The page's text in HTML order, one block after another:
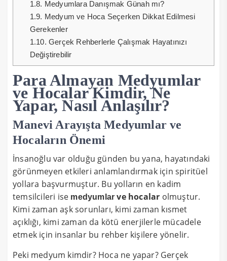
1.8. Medyumlara Danışmak Günah mı?
1.9. Medyum ve Hoca Seçerken Dikkat Edilmesi
Gerekenler
1.10. Gerçek Rehberlerle Çalışmak Hayatınızı
Değiştirebilir
Para Almayan Medyumlar
ve Hocalar Kimdir, Ne
Yapar, Nasıl Anlaşılır?
Manevi Arayışta Medyumlar ve
Hocaların Önemi
İnsanoğlu var olduğu günden bu yana, hayatındaki
görünmeyen etkileri anlamlandırmak için spiritüel
yollara başvurmuştur. Bu yolların en kadim
temsilcileri ise medyumlar ve hocalar olmuştur.
Kimi zaman aşk sorunları, kimi zaman kısmet
açıklığı, kimi zaman da kötü enerjilerle mücadele
etmek için insanlar bu rehber kişilere yönelir.
Peki medyum kimdir? Hoca ne yapar? Gerçek